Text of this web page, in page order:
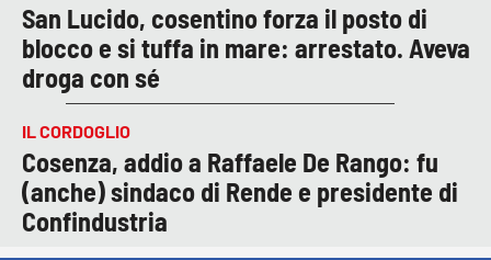
San Lucido, cosentino forza il posto di
blocco e si tuffa in mare: arrestato. Aveva
droga con sé
IL CORDOGLIO
Cosenza, addio a Raffaele De Rango: fu
(anche) sindaco di Rende e presidente di
Confindustria